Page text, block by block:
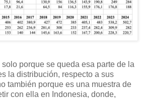
porque se queda esa parte de la
la distribución, respecto a sus
también porque es una muestra de
con ella en Indonesia, donde,